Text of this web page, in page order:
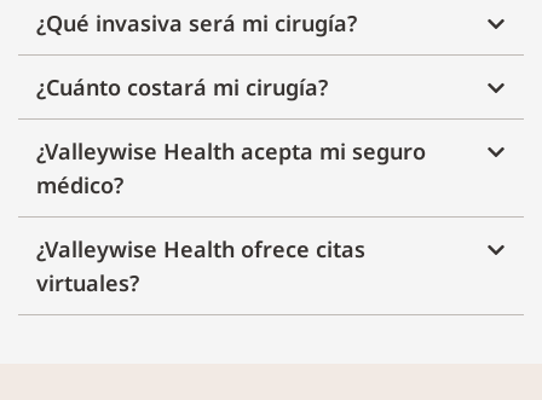
¿Qué invasiva será mi cirugía?
¿Cuánto costará mi cirugía?
¿Valleywise Health acepta mi seguro
médico?
¿Valleywise Health ofrece citas
virtuales?